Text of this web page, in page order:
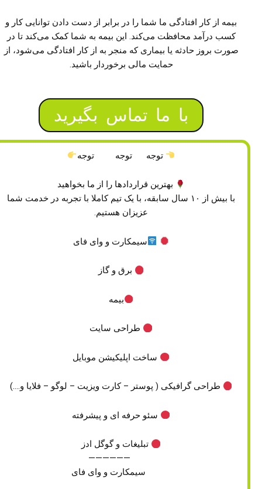
بیمه از کار افتادگی ما شما را در برابر از دست دادن توانایی کار و
کسب درآمد محافظت می‌کند. این بیمه به شما کمک می‌کند تا در
صورت بروز حادثه یا بیماری که منجر به از کار افتادگی می‌شود، از
حمایت مالی برخوردار باشید.
با ما تماس بگیرید
توجه توجه توجه
بهترین قراردادها را از ما بخواهید
با بیش از ۱۰ سال سابقه، با یک تیم کاملا با تجربه در خدمت شما
عزیزان هستیم.
سیمکارت و وای فای
برق و گاز
بیمه
طراحی سایت
ساخت اپلیکیشن موبایل
طراحی گرافیکی ( پوستر – کارت ویزیت – لوگو – فلایا و….)
سئو حرفه ای و پیشرفته
تبلیغات و گوگل ادز
——————
سیمکارت و وای فای